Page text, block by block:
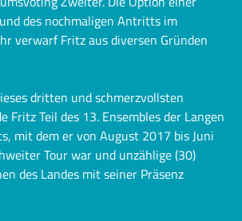
des nochmaligen Antritts im
verwarf Fritz aus diversen Gründen
dritten und schmerzvollsten
Fritz Teil des 13. Ensembles der Langen
mit dem er von August 2017 bis Juni
Tour war und unzählige (30)
des Landes mit seiner Präsenz